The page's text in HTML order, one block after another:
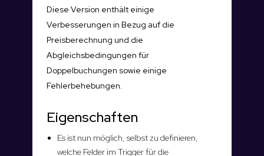
Diese Version enthält einige
Verbesserungen in Bezug auf die
Preisberechnung und die
Abgleichsbedingungen für
Doppelbuchungen sowie einige
Fehlerbehebungen.
Eigenschaften
Es ist nun möglich, selbst zu definieren,
welche Felder im Trigger für die